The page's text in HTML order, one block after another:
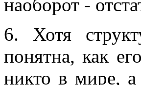
наоборот -
6. Хотя
понятна, как
никто в мире, а